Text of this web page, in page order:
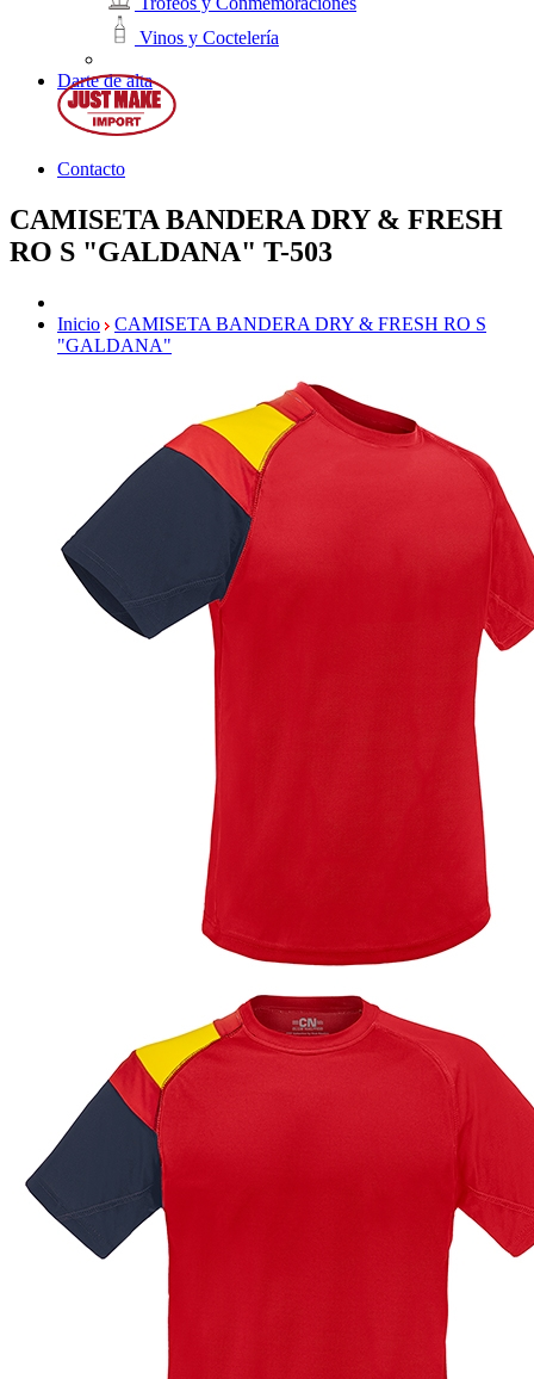
Vinos y Coctelería
Darte de alta
Contacto
CAMISETA BANDERA DRY & FRESH
RO S "GALDANA" T-503
Inicio
CAMISETA BANDERA DRY & FRESH RO S
"GALDANA"